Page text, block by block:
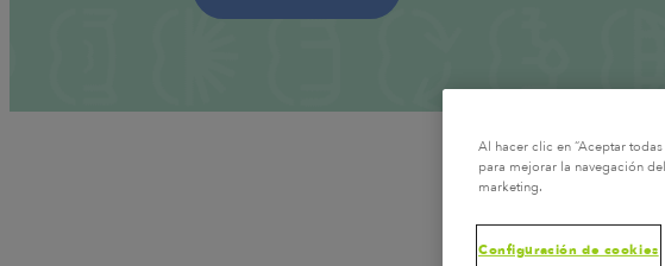
Al hacer clic en “Aceptar
para mejorar la navegación
marketing.
Configuración de cookies